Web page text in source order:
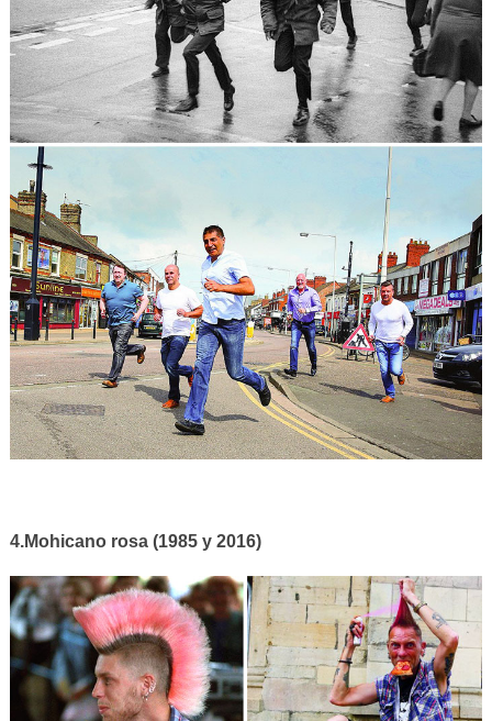
4.Mohicano rosa (1985 y 2016)